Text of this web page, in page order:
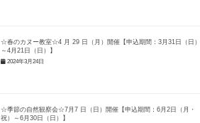
☆春のカヌー教室☆4 月 29 日（月）開催【申込期間：3月31日（日）
～4月21日（日）】
2024年3月24日
☆季節の自然観察会☆7月7 日（日）開催【申込期間：6月2日（月・
祝）～6月30日（日）】